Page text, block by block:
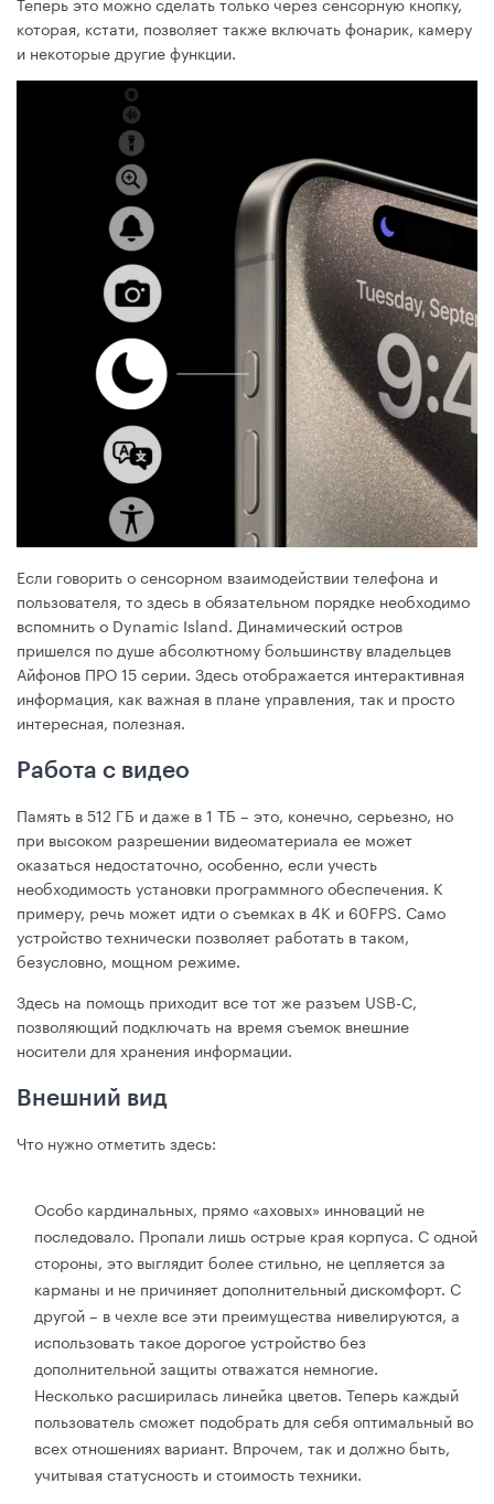
которая, кстати, позволяет также включать фонарик, камеру
и некоторые другие функции.
Если говорить о сенсорном взаимодействии телефона и
пользователя, то здесь в обязательном порядке необходимо
вспомнить о Dynamic Island. Динамический остров
пришелся по душе абсолютному большинству владельцев
Айфонов ПРО 15 серии. Здесь отображается интерактивная
информация, как важная в плане управления, так и просто
интересная, полезная.
Работа с видео
Память в 512 ГБ и даже в 1 ТБ – это, конечно, серьезно, но
при высоком разрешении видеоматериала ее может
оказаться недостаточно, особенно, если учесть
необходимость установки программного обеспечения. К
примеру, речь может идти о съемках в 4K и 60FPS. Само
устройство технически позволяет работать в таком,
безусловно, мощном режиме.
Здесь на помощь приходит все тот же разъем USB-C,
позволяющий подключать на время съемок внешние
носители для хранения информации.
Внешний вид
Что нужно отметить здесь:
Особо кардинальных, прямо «аховых» инноваций не
последовало. Пропали лишь острые края корпуса. С одной
стороны, это выглядит более стильно, не цепляется за
карманы и не причиняет дополнительный дискомфорт. С
другой – в чехле все эти преимущества нивелируются, а
использовать такое дорогое устройство без
дополнительной защиты отважатся немногие.
Несколько расширилась линейка цветов. Теперь каждый
пользователь сможет подобрать для себя оптимальный во
всех отношениях вариант. Впрочем, так и должно быть,
учитывая статусность и стоимость техники.